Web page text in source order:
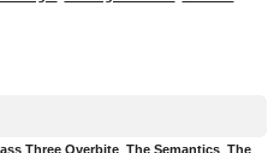
Three Overbite The Semantics The